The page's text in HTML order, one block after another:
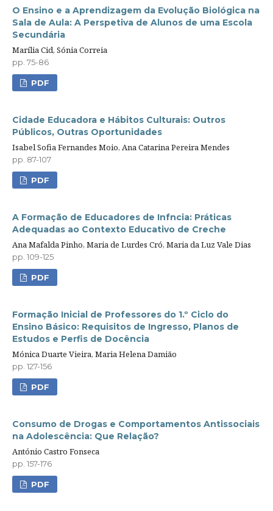
O Ensino e a Aprendizagem da Evolução Biológica na
Sala de Aula: A Perspetiva de Alunos de uma Escola
Secundária
Marília Cid, Sónia Correia
pp. 75-86
PDF
Cidade Educadora e Hábitos Culturais: Outros
Públicos, Outras Oportunidades
Isabel Sofia Fernandes Moio, Ana Catarina Pereira Mendes
pp. 87-107
PDF
A Formação de Educadores de Infncia: Práticas
Adequadas ao Contexto Educativo de Creche
Ana Mafalda Pinho, Maria de Lurdes Cró, Maria da Luz Vale Dias
pp. 109-125
PDF
Formação Inicial de Professores do 1.º Ciclo do
Ensino Básico: Requisitos de Ingresso, Planos de
Estudos e Perfis de Docência
Mónica Duarte Vieira, Maria Helena Damião
pp. 127-156
PDF
Consumo de Drogas e Comportamentos Antissociais
na Adolescência: Que Relação?
António Castro Fonseca
pp. 157-176
PDF